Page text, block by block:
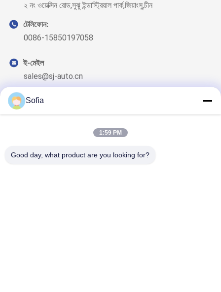
২ নং ওয়েক্সিন রোড,সুঝু ইন্ডাস্ট্রিয়াল পার্ক,জিয়াংসু,চীন
টেলিফোন:
0086-15850197058
ই-মেইল
sales@sj-auto.cn
আমাদের নিউজলেটারে সাবস্ক্রাইব করুন এবং আরও অনেক কিছু পেতে পারেন।
Sofia
1:59 PM
Good day, what product are you looking for?